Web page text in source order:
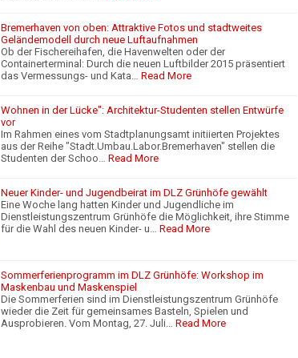
Bremerhaven von oben: Attraktive Fotos und stadtweites
Geländemodell durch neue Luftaufnahmen
Ob der Fischereihafen, die Havenwelten oder der
Containerterminal: Durch die neuen Luftbilder 2015 präsentiert
das Vermessungs- und Kata…
Read More
Wohnen in der Lücke": Architektur-Studenten stellen Entwürfe
vor
Im Rahmen eines vom Stadtplanungsamt initiierten Projektes
aus der Reihe "Stadt.Umbau.Labor.Bremerhaven" stellen die
Studenten der Schoo…
Read More
Neuer Kinder- und Jugendbeirat im DLZ Grünhöfe gewählt
Eine Woche lang hatten Kinder und Jugendliche im
Dienstleistungszentrum Grünhöfe die Möglichkeit, ihre Stimme
für die Wahl des neuen Kinder- u…
Read More
Sommerferienprogramm im DLZ Grünhöfe: Workshop im
Maskenbau und Maskenspiel
Die Sommerferien sind im Dienstleistungszentrum Grünhöfe
wieder die Zeit für gemeinsames Basteln, Spielen und
Ausprobieren. Vom Montag, 27. Juli…
Read More